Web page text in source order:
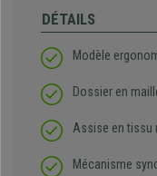
DÉTAILS
Modèle
Dossier en
Assise en tissu
Mécanisme